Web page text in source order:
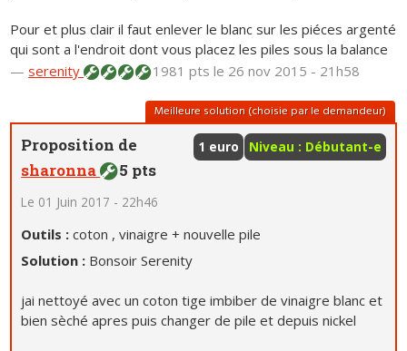
Pour et plus clair il faut enlever le blanc sur les piéces argenté
qui sont a l'endroit dont vous placez les piles sous la balance
—serenity 1981 ptsle 26 nov 2015 - 21h58
Meilleure solution (choisie par le demandeur)
Niveau : Débutant-e
1 euro
Proposition de
sharonna
5 pts
Le 01 Juin 2017 - 22h46
Outils :coton , vinaigre + nouvelle pile
Solution : Bonsoir Serenity
jai nettoyé avec un coton tige imbiber de vinaigre blanc et
bien sèché apres puis changer de pile et depuis nickel